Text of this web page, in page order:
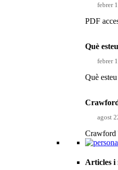
febrer
PDF
Què
febrer
Què
Crawford
agost
Crawford
Articles i